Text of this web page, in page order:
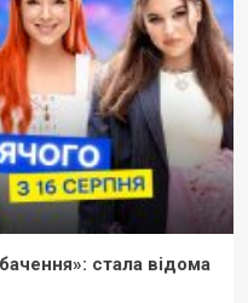
стала відома